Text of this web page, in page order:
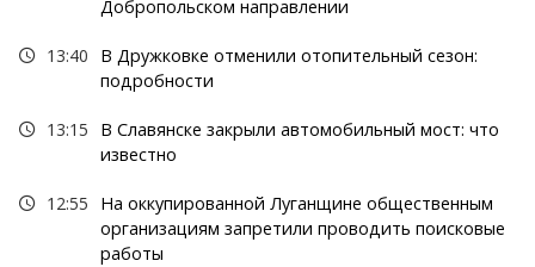
Добропольском направлении
13:40
В Дружковке отменили отопительный сезон:
подробности
13:15
В Славянске закрыли автомобильный мост: что
известно
12:55
На оккупированной Луганщине общественным
организациям запретили проводить поисковые
работы